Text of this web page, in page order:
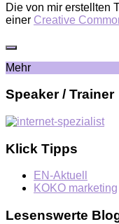
Die von mir erstellten
einer Creative
Mehr
Speaker / Trainer
Klick Tipps
EN-Aktuell
KOKO marketing
Lesenswerte